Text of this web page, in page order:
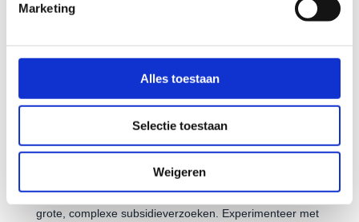
Marketing
Alles toestaan
Selectie toestaan
Weigeren
Na installatie begin je met het
door
analyseren. Upload succesvolle aanvragen, zodat de AI
leert welke stijl en aanpak bij jouw organisatie passen.
Praktische eerste stappen zijn het maken van sjablonen
Begin met kleinere aanvragen om vertrouwd te raken
met de mogelijkheden, voordat je Copilot inzet voor
grote, complexe subsidieverzoeken. Experimenteer met